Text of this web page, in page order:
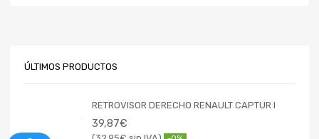
ÚLTIMOS PRODUCTOS
RETROVISOR DERECHO RENAULT CAPTUR I
39,87€